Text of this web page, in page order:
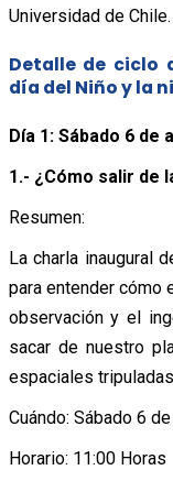
Universidad de Chile.
Detalle de ciclo
día del Niño y la
Día 1: Sábado 6 de
1.- ¿Cómo salir de
Resumen:
La charla inaugural
para entender cómo
observación y el
sacar de nuestro
espaciales
Cuándo: Sábado 6
Horario: 11:00 Horas